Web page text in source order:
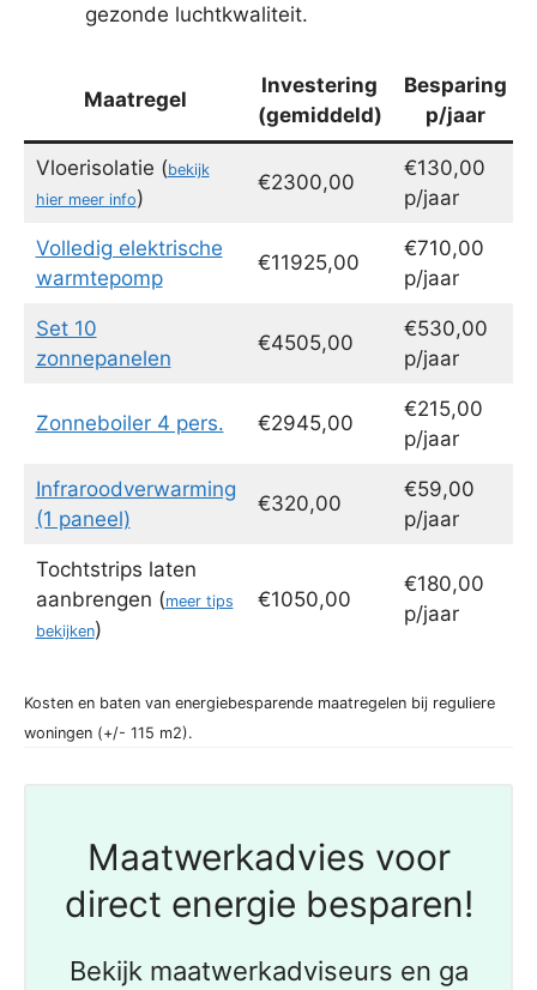
gezonde luchtkwaliteit.
Maatregel
Investering
(gemiddeld)
Besparing
p/jaar
Vloerisolatie (bekijk
hier meer info)
€2300,00
€130,00
p/jaar
Volledig elektrische
warmtepomp
€11925,00
€710,00
p/jaar
Set 10
zonnepanelen
€4505,00
€530,00
p/jaar
Zonneboiler 4 pers. €2945,00
€215,00
p/jaar
Infraroodverwarming
(1 paneel)
€320,00
€59,00
p/jaar
Tochtstrips laten
aanbrengen (meer tips
bekijken)
€1050,00
€180,00
p/jaar
Kosten en baten van energiebesparende maatregelen bij reguliere
woningen (+/- 115 m2).
Maatwerkadvies voor
direct energie besparen!
Bekijk maatwerkadviseurs en ga